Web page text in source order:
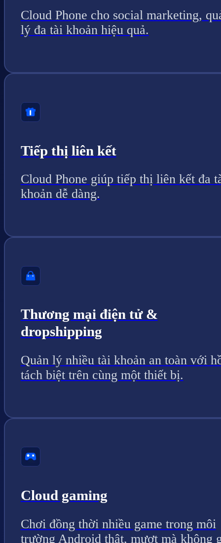
Cloud Phone cho social marketing,
lý đa tài khoản hiệu quả.
Tiếp thị liên kết
Cloud Phone giúp tiếp thị liên kết đa
khoản dễ dàng.
Thương mại điện tử &
dropshipping
Quản lý nhiều tài khoản an toàn với
tách biệt trên cùng một thiết bị.
Cloud gaming
Chơi đồng thời nhiều game trong môi
trường Android thật, mượt mà không